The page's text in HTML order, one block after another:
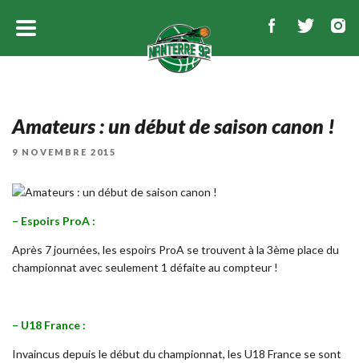
Amateurs : un début de saison canon !
PUBLIÉ
9 NOVEMBRE 2015
– Espoirs ProA :
Après 7 journées, les espoirs ProA se trouvent à la 3ème place du
championnat avec seulement 1 défaite au compteur !
– U18 France :
Invaincus depuis le début du championnat, les U18 France se sont